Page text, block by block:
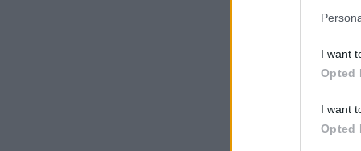
I want
Opted
I want
Opted